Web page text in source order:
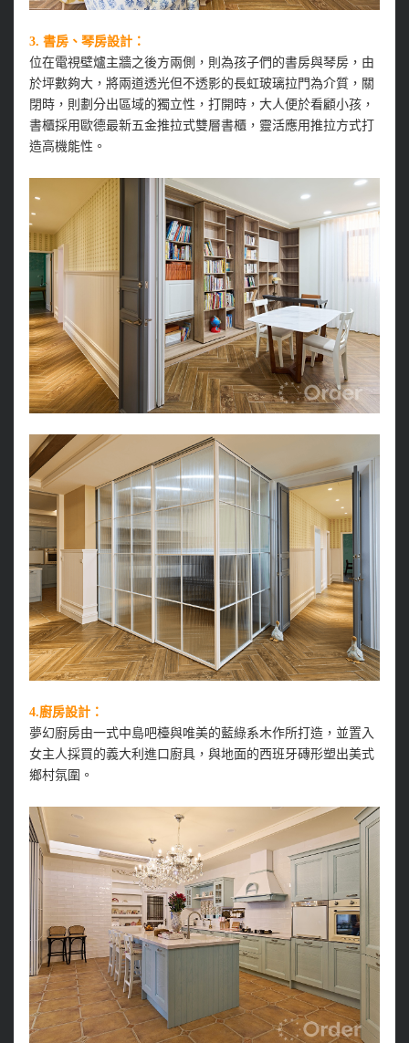
3. 書房、琴房設計：
位在電視壁爐主牆之後方兩側，則為孩子們的書房與琴房，由
於坪數夠大，將兩道透光但不透影的長虹玻璃拉門為介質，關
閉時，則劃分出區域的獨立性，打開時，大人便於看顧小孩，
書櫃採用歐德最新五金推拉式雙層書櫃，靈活應用推拉方式打
造高機能性。
4.廚房設計：
夢幻廚房由一式中島吧檯與唯美的藍綠系木作所打造，並置入
女主人採買的義大利進口廚具，與地面的西班牙磚形塑出美式
鄉村氛圍。